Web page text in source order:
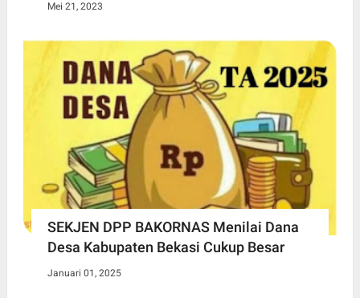
Mei 21, 2023
SEKJEN DPP BAKORNAS Menilai Dana
Desa Kabupaten Bekasi Cukup Besar
Januari 01, 2025